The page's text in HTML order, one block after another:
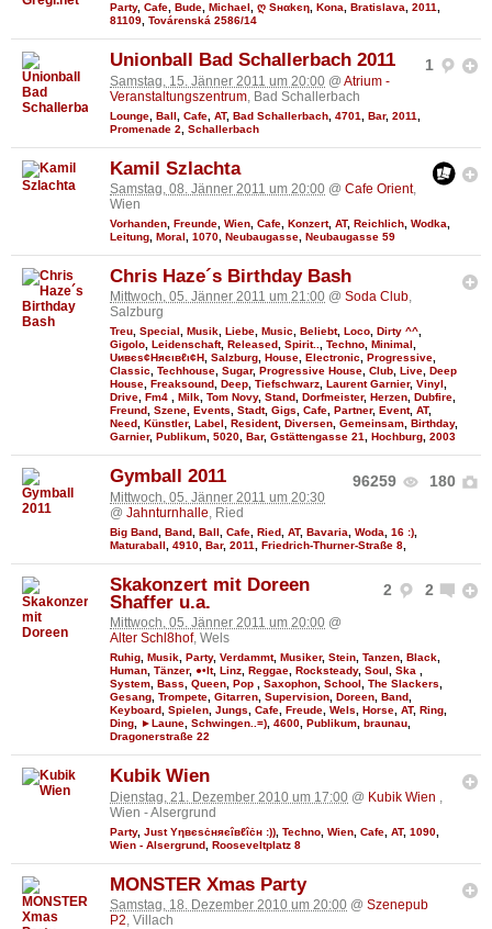
Party, Cafe, Bude, Michael , ღ Sнαkєη, Kona, Bratislava, 2011,
81109, Továrenská 2586/14
1
Unionball Bad Schallerbach 2011
Samstag, 15. Jänner 2011 um 20:00 @ Atrium -
Veranstaltungszentrum , Bad Schallerbach
Lounge Ball Cafe AT, Bad Schallerbach 4701 Bar, 2011
Promenade 2
Schallerbach
Kamil Szlachta
Samstag, 08. Jänner 2011 um 20:00 @ Cafe Orient,
Wien
Vorhanden Freunde Wien Cafe Konzert, AT, Reichlich Wodka
Leitung Moral 1070 Neubaugasse Neubaugasse 59
Chris Haze´s Birthday Bash
Mittwoch, 05. Jänner 2011 um 21:00 @ Soda Club,
Salzburg
Treu, Special , Musik, Liebe, Music, Beliebt, Loco, Dirty ^^,
Gigolo, Leidenschaft, Released, Spirit.., Techno, Minimal ,
Uивєs¢Няєιвℓι¢Н, Salzburg, House, Electronic, Progressive,
Classic, Techhouse, Sugar, Progressive House, Club, Live, Deep
House, Freaksound, Deep, Tiefschwarz, Laurent Garnier, Vinyl ,
Drive, Fm4 , Milk, Tom Novy, Stand, Dorfmeister, Herzen, Dubfire,
Freund, Szene, Events, Stadt, Gigs, Cafe, Partner, Event, AT,
Need, Künstler, Label , Resident, Diversen, Gemeinsam, Birthday,
Garnier, Publikum, 5020, Bar, Gstättengasse 21, Hochburg, 2003
96259 180
Gymball 2011
Mittwoch, 05. Jänner 2011 um 20:30
@ Jahnturnhalle, Ried
Big Band Band Ball Cafe Ried AT, Bavaria Woda 16 :)
Maturaball
4910 Bar, 2011 Friedrich-Thurner-Straße 8
2 2
Skakonzert mit Doreen
Shaffer u.a.
Mittwoch, 05. Jänner 2011 um 20:00 @
Alter Schl8hof, Wels
Ruhig Musik Party, Verdammt, Musiker, Stein Tanzen Black
Human Tänzer, ●•It, Linz Reggae Rocksteady, Soul Ska
System Bass Queen Pop Saxophon School The Slackers
Gesang Trompete Gitarren Supervision Doreen Band
Keyboard Spielen Jungs Cafe Freude Wels Horse AT, Ring
Ding
►Laune Schwingen..=) 4600 Publikum braunau
Dragonerstraße 22
Kubik Wien
Dienstag, 21. Dezember 2010 um 17:00 @ Kubik Wien
Wien - Alsergrund
Party, Just Υηвєѕċняєîвℓîċн :)) Techno Wien Cafe AT, 1090
Wien - Alsergrund Rooseveltplatz 8
MONSTER Xmas Party
Samstag, 18. Dezember 2010 um 20:00 @ Szenepub
P2, Villach